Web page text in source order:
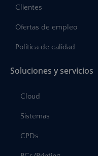
Clientes
Ofertas de empleo
Política de calidad
Soluciones y servicios
Cloud
Sistemas
CPDs